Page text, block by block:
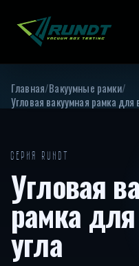
Главная/Вакуумные рамки/
Угловая вакуумная рамка для
СЕРИЯ RUNDT
Угловая
рамка
угла